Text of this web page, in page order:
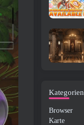
Kategorien
Browser
Karte